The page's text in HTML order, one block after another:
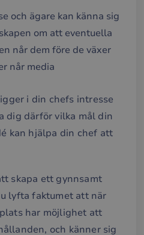
och ägare kan känna sig
om att eventuella
når dem före de växer
når media
i din chefs intresse
dig därför vilka mål din
kan hjälpa din chef att
skapa ett gynnsamt
lyfta faktumet att när
har möjlighet att
och känner sig